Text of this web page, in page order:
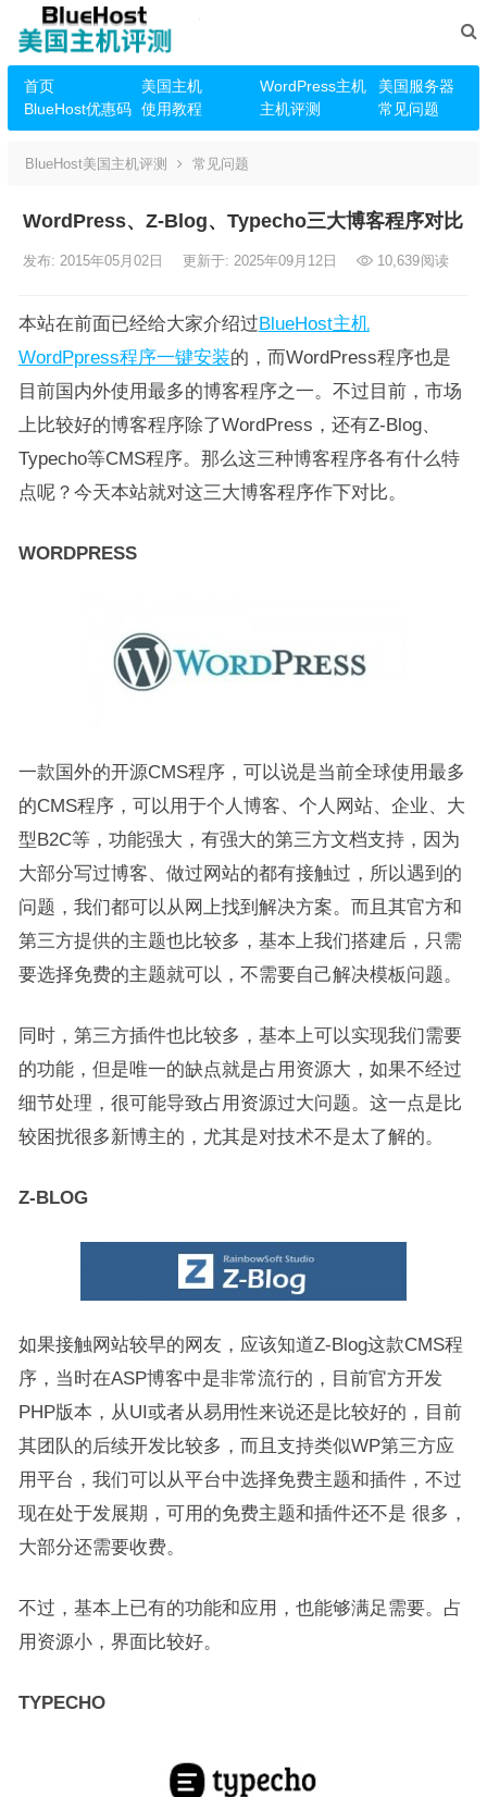
首页 美国主机 WordPress主机
美国服务器
BlueHost优惠码
使用教程 主机评测 常见问题
BlueHost美国主机评测 常见问题
WordPress、Z-Blog、Typecho三大博客程序对比
发布: 2015年05月02日 更新于: 2025年09月12日 10,639阅读
本站在前面已经给大家介绍过BlueHost主机
WordPpress程序一键安装的，而WordPress程序也是
目前国内外使用最多的博客程序之一。不过目前，市场
上比较好的博客程序除了WordPress，还有Z-Blog、
Typecho等CMS程序。那么这三种博客程序各有什么特
点呢？今天本站就对这三大博客程序作下对比。
WORDPRESS
一款国外的开源CMS程序，可以说是当前全球使用最多
的CMS程序，可以用于个人博客、个人网站、企业、大
型B2C等，功能强大，有强大的第三方文档支持，因为
大部分写过博客、做过网站的都有接触过，所以遇到的
问题，我们都可以从网上找到解决方案。而且其官方和
第三方提供的主题也比较多，基本上我们搭建后，只需
要选择免费的主题就可以，不需要自己解决模板问题。
同时，第三方插件也比较多，基本上可以实现我们需要
的功能，但是唯一的缺点就是占用资源大，如果不经过
细节处理，很可能导致占用资源过大问题。这一点是比
较困扰很多新博主的，尤其是对技术不是太了解的。
Z-BLOG
如果接触网站较早的网友，应该知道Z-Blog这款CMS程
序，当时在ASP博客中是非常流行的，目前官方开发
PHP版本，从UI或者从易用性来说还是比较好的，目前
其团队的后续开发比较多，而且支持类似WP第三方应
用平台，我们可以从平台中选择免费主题和插件，不过
现在处于发展期，可用的免费主题和插件还不是 很多，
大部分还需要收费。
不过，基本上已有的功能和应用，也能够满足需要。占
用资源小，界面比较好。
TYPECHO